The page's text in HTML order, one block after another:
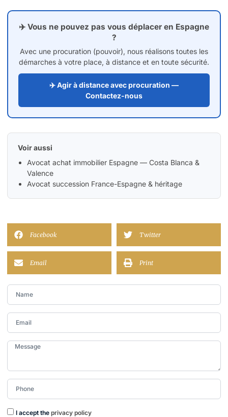
✈️ Vous ne pouvez pas vous déplacer en Espagne
?
Avec une procuration (pouvoir), nous réalisons toutes les
démarches à votre place, à distance et en toute sécurité.
✈️ Agir à distance avec procuration —
Contactez-nous
Voir aussi
Avocat achat immobilier Espagne — Costa Blanca &
Valence
Avocat succession France-Espagne & héritage
Facebook Twitter
Email Print
I accept the privacy policy